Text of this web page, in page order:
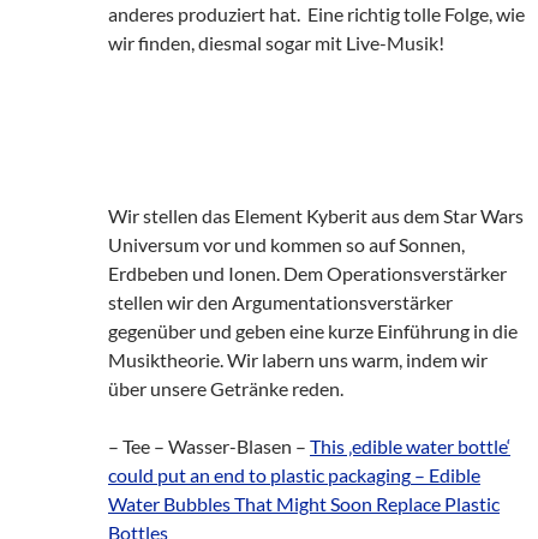
anderes produziert hat. Eine richtig tolle Folge, wie
wir finden, diesmal sogar mit Live-Musik!
Wir stellen das Element Kyberit aus dem Star Wars
Universum vor und kommen so auf Sonnen,
Erdbeben und Ionen. Dem Operationsverstärker
stellen wir den Argumentationsverstärker
gegenüber und geben eine kurze Einführung in die
Musiktheorie. Wir labern uns warm, indem wir
über unsere Getränke reden.
– Tee – Wasser-Blasen – This ‚edible water bottle‘
could put an end to plastic packaging – Edible
Water Bubbles That Might Soon Replace Plastic
Bottles